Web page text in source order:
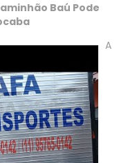
Baú Pode
A